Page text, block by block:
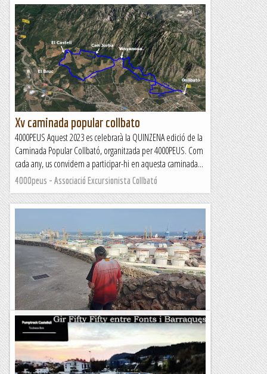
Xv caminada popular collbato
4000PEUS Aquest 2023 es celebrarà la QUINZENA edició de la
Caminada Popular Collbató, organitzada per 4000PEUS. Com
cada any, us convidem a participar-hi en aquesta caminada...
4000peus - Associació Excursionista Collbató
Fites entre tombes i gavines
Cursa cementiri Montjuïc 3,2 km. 16 fites, en realitat 6,4 km.
1-06-05 i 246 metres de desnivell positiu 49è de 62 classificats
al C1 Quan passava per la Ronda Litoral arran...